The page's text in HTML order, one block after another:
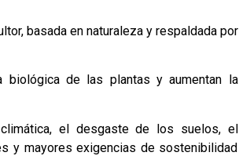
basada en naturaleza y respaldada por
biológica de las plantas y aumentan la
climática, el desgaste de los suelos, el
y mayores exigencias de sostenibilidad